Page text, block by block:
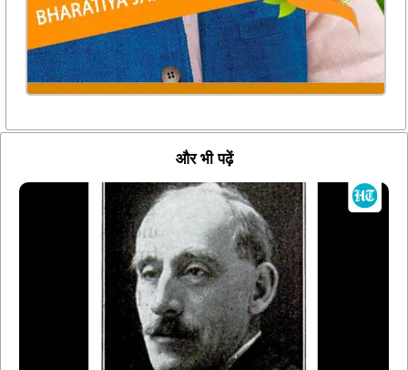
और भी पढ़ें